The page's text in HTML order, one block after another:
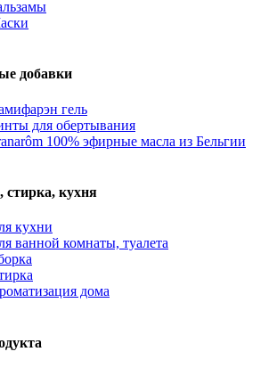
добавки
гель
для обертывания
100% эфирные масла из Бельгии
стирка, кухня
кухни
ванной комнаты, туалета
дома